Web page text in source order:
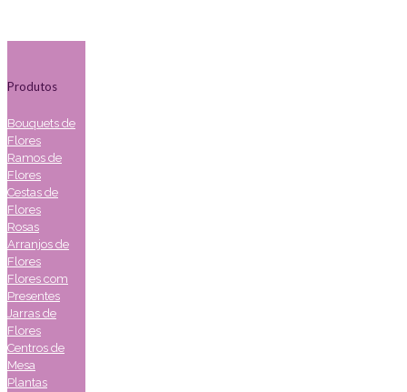
Produtos
Bouquets de
Flores
Ramos de
Flores
Cestas de
Flores
Rosas
Arranjos de
Flores
Flores com
Presentes
Jarras de
Flores
Centros de
Mesa
Plantas